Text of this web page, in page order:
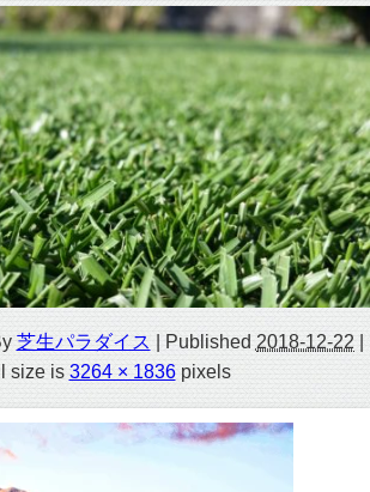
芝生パラダイス Published 2018-12-22
size is 3264 × 1836pixels